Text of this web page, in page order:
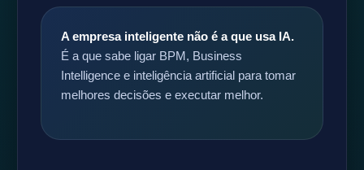
A empresa inteligente não é a que usa IA.
É a que sabe ligar BPM, Business
Intelligence e inteligência artificial para tomar
melhores decisões e executar melhor.